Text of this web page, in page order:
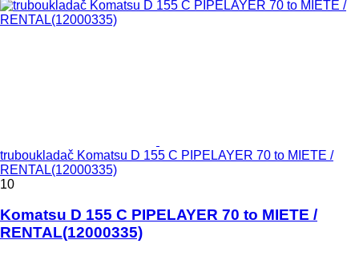
truboukladač Komatsu D 155 C PIPELAYER 70 to MIETE /
RENTAL(12000335)
10
Komatsu D 155 C PIPELAYER 70 to MIETE /
RENTAL(12000335)